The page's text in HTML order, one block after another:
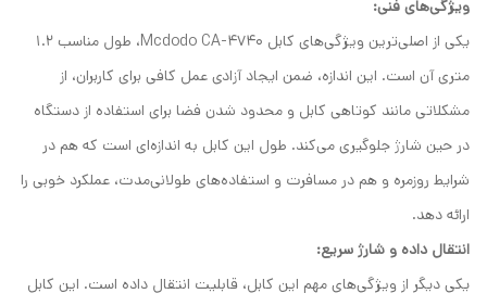
ویژگی‌های فنی:
یکی از اصلی‌ترین ویژگی‌های کابل Mcdodo CA-4740، طول مناسب 1.2
متری آن است. این اندازه، ضمن ایجاد آزادی عمل کافی برای کاربران، از
مشکلاتی مانند کوتاهی کابل و محدود شدن فضا برای استفاده از دستگاه
در حین شارژ جلوگیری می‌کند. طول این کابل به اندازه‌ای است که هم در
شرایط روزمره و هم در مسافرت و استفاده‌های طولانی‌مدت، عملکرد خوبی را
ارائه دهد.
انتقال داده و شارژ سریع:
یکی دیگر از ویژگی‌های مهم این کابل، قابلیت انتقال داده است. این کابل